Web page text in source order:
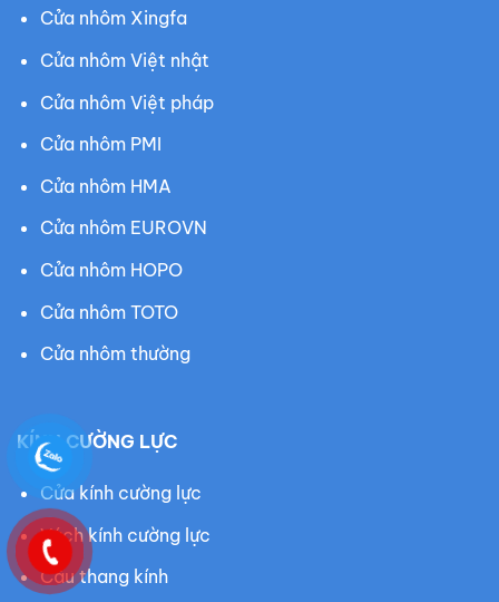
Cửa nhôm Xingfa
Cửa nhôm Việt nhật
Cửa nhôm Việt pháp
Cửa nhôm PMI
Cửa nhôm HMA
Cửa nhôm EUROVN
Cửa nhôm HOPO
Cửa nhôm TOTO
Cửa nhôm thường
KÍNH CƯỜNG LỰC
Cửa kính cường lực
Vách kính cường lực
Cầu thang kính